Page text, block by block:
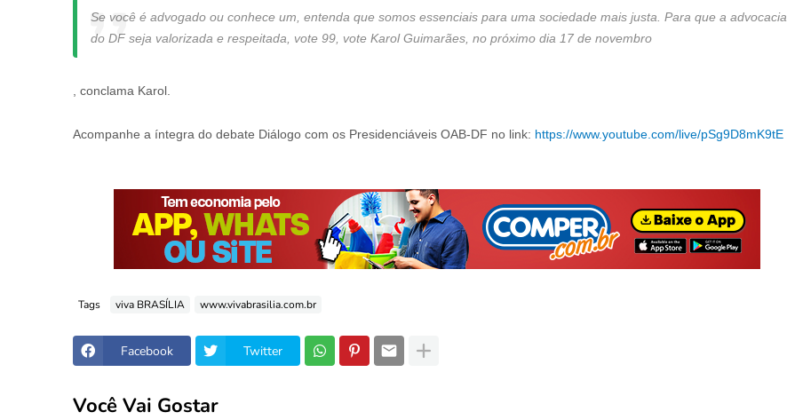
Se você é advogado ou conhece um, entenda que somos essenciais para uma sociedade mais justa. Para que a advocacia
do DF seja valorizada e respeitada, vote 99, vote Karol Guimarães, no próximo dia 17 de novembro
, conclama Karol.
Acompanhe a íntegra do debate Diálogo com os Presidenciáveis OAB-DF no link: https://www.youtube.com/live/pSg9D8mK9tE
Tags viva BRASÍLIA www.vivabrasilia.com.br
Facebook Twitter
Você Vai Gostar